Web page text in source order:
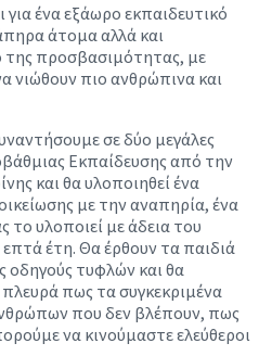
ένα εξάωρο εκπαιδευτικό
άτομα αλλά και
της προσβασιμότητας, με
νιώθουν πιο ανθρώπινα και
σε δύο μεγάλες
Εκπαίδευσης από την
και θα υλοποιηθεί ένα
με την αναπηρία, ένα
υλοποιεί με άδεια του
έτη. Θα έρθουν τα παιδιά
οδηγούς τυφλών και θα
πως τα συγκεκριμένα
που δεν βλέπουν, πως
να κινούμαστε ελεύθεροι